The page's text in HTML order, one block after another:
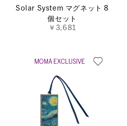
Solar System マグネット 8
個セット
￥3,681